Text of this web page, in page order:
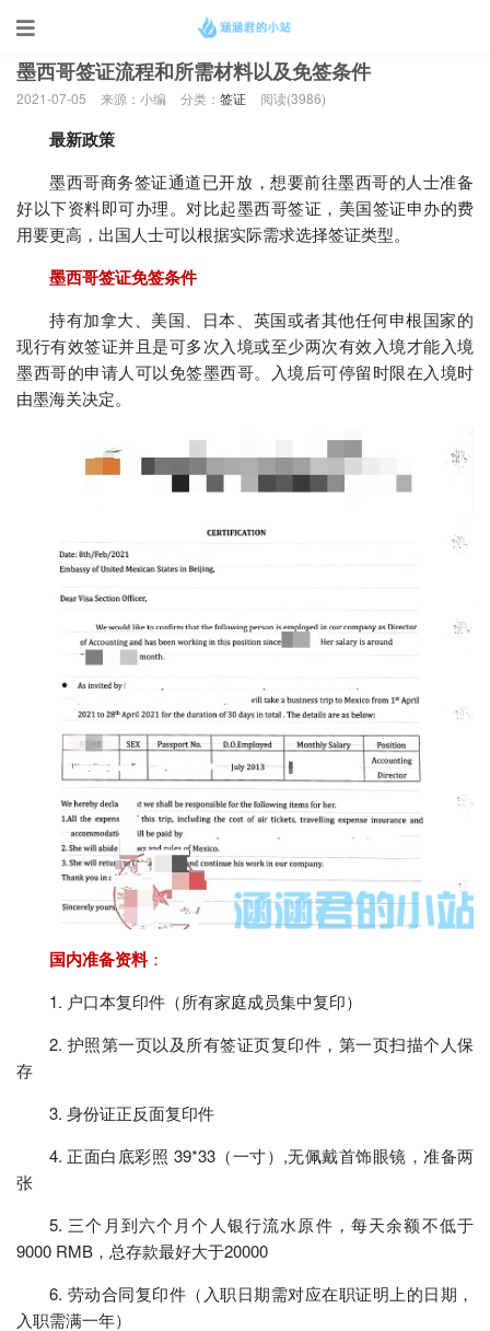
当前位置：
墨西哥签证流程和所需材料以及免签条件
2021-07-05 来源：小编 分类： 签证 阅读(3986)
最新政策
墨西哥商务签证通道已开放，想要前往墨西哥的人士准备
好以下资料即可办理。对比起墨西哥签证，美国签证申办的费
用要更高，出国人士可以根据实际需求选择签证类型。
墨西哥签证免签条件
持有加拿大、美国、日本、英国或者其他任何申根国家的
现行有效签证并且是可多次入境或至少两次有效入境才能入境
墨西哥的申请人可以免签墨西哥。入境后可停留时限在入境时
由墨海关决定。
国内准备资料：
1. 户口本复印件（所有家庭成员集中复印）
2. 护照第一页以及所有签证页复印件，第一页扫描个人保
存
3. 身份证正反面复印件
4. 正面白底彩照 39*33（一寸）,无佩戴首饰眼镜，准备两
张
5. 三个月到六个月个人银行流水原件，每天余额不低于
9000 RMB，总存款最好大于20000
6. 劳动合同复印件（入职日期需对应在职证明上的日期，
入职需满一年）